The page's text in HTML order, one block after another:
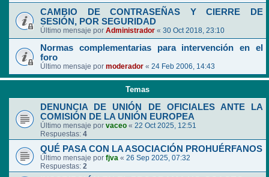
CAMBIO DE CONTRASEÑAS Y CIERRE DE
SESIÓN, POR SEGURIDAD
Último mensaje por Administrador « 30 Oct 2018, 23:10
Normas complementarias para intervención en el
foro
Último mensaje por moderador « 24 Feb 2006, 14:43
Temas
DENUNCIA DE UNIÓN DE OFICIALES ANTE LA
COMISIÓN DE LA UNIÓN EUROPEA
Último mensaje por vaceo « 22 Oct 2025, 12:51
Respuestas: 4
QUÉ PASA CON LA ASOCIACIÓN PROHUÉRFANOS
Último mensaje por fjva « 26 Sep 2025, 07:32
Respuestas: 2